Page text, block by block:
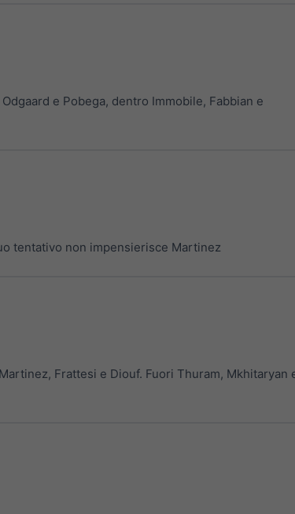
e Pobega, dentro Immobile, Fabbian e
tentativo non impensierisce Martinez
Frattesi e Diouf. Fuori Thuram, Mkhitaryan